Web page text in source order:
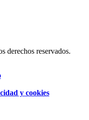
derechos reservados.
y cookies